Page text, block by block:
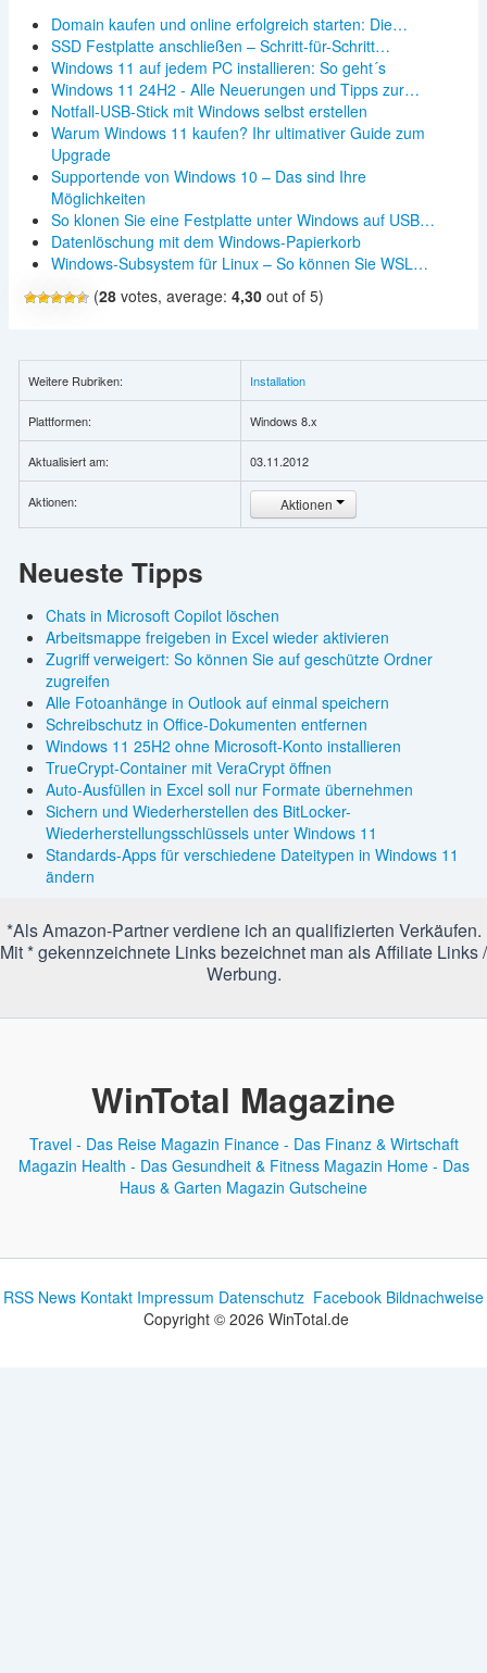
Domain kaufen und online erfolgreich starten: Die…
SSD Festplatte anschließen – Schritt-für-Schritt…
Windows 11 auf jedem PC installieren: So geht´s
Windows 11 24H2 - Alle Neuerungen und Tipps zur…
Notfall-USB-Stick mit Windows selbst erstellen
Warum Windows 11 kaufen? Ihr ultimativer Guide zum
Upgrade
Supportende von Windows 10 – Das sind Ihre
Möglichkeiten
So klonen Sie eine Festplatte unter Windows auf USB…
Datenlöschung mit dem Windows-Papierkorb
Windows-Subsystem für Linux – So können Sie WSL…
(28votes, average: 4,30out of 5)
Weitere Rubriken: Installation
Plattformen: Windows 8.x
Aktualisiert am: 03.11.2012
Aktionen: Aktionen
Neueste Tipps
Chats in Microsoft Copilot löschen
Arbeitsmappe freigeben in Excel wieder aktivieren
Zugriff verweigert: So können Sie auf geschützte Ordner
zugreifen
Alle Fotoanhänge in Outlook auf einmal speichern
Schreibschutz in Office-Dokumenten entfernen
Windows 11 25H2 ohne Microsoft-Konto installieren
TrueCrypt-Container mit VeraCrypt öffnen
Auto-Ausfüllen in Excel soll nur Formate übernehmen
Sichern und Wiederherstellen des BitLocker-
Wiederherstellungsschlüssels unter Windows 11
Standards-Apps für verschiedene Dateitypen in Windows 11
ändern
*Als Amazon-Partner verdiene ich an qualifizierten Verkäufen.
Mit * gekennzeichnete Links bezeichnet man als Affiliate Links /
Werbung.
WinTotal Magazine
Travel - Das Reise Magazin Finance - Das Finanz & Wirtschaft
Magazin Health - Das Gesundheit & Fitness Magazin Home - Das
Haus & Garten Magazin Gutscheine
RSS News Kontakt Impressum Datenschutz Facebook Bildnachweise
Copyright © 2026 WinTotal.de